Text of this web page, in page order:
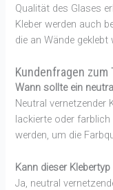
Qualität des Glases
Kleber werden auch
die an Wände geklebt
Kundenfragen
Wann sollte ein
Neutral vernetzender
lackierte oder
werden, um die
Kann dieser
Ja, neutral